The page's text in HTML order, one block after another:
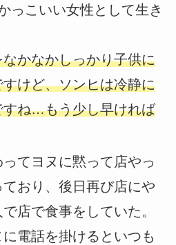
っこいい女性として生き
かなかしっかり子供に
けど、ソンヒは冷静に
すね…もう少し早ければ
てヨヌに黙って店やっ
おり、後日再び店にや
店で食事をしていた。
電話を掛けるといつも